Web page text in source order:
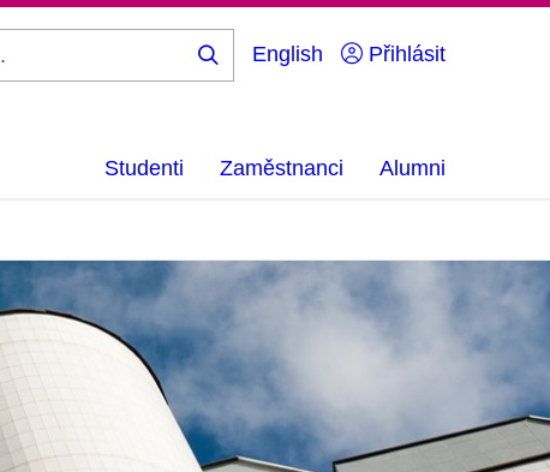
English Přihlásit
Studenti Zaměstnanci Alumni